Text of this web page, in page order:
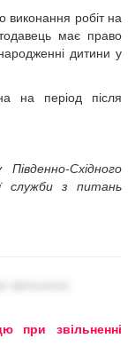
виконання робіт на
має право
дитини у
на період після
Східного
служби з питань
при звільненні